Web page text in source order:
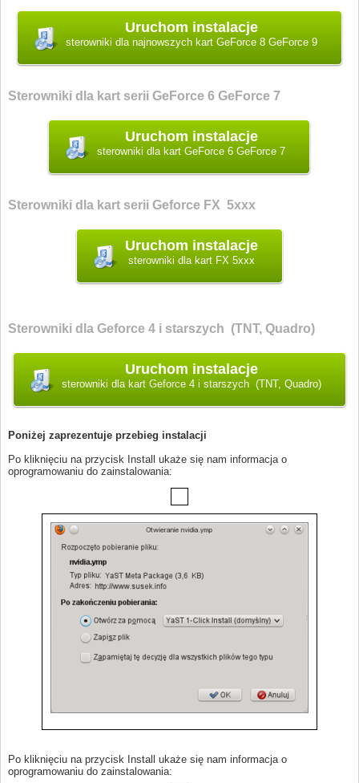
sterowniki dla najnowszych kart GeForce 8 GeForce 9
Sterowniki dla kart serii GeForce 6 GeForce 7
sterowniki dla kart GeForce 6 GeForce 7
Sterowniki dla kart serii Geforce FX 5xxx
sterowniki dla kart FX 5xxx
Sterowniki dla Geforce 4 i starszych (TNT, Quadro)
sterowniki dla kart Geforce 4 i starszych (TNT, Quadro)
Poniżej zaprezentuje przebieg instalacji
Po kliknięciu na przycisk Install ukaże się nam informacja o
oprogramowaniu do zainstalowania:
Po kliknięciu na przycisk Install ukaże się nam informacja o
oprogramowaniu do zainstalowania: